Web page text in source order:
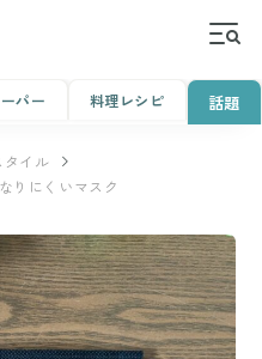
パー 料理レシピ 話題
イル
りにくいマスク